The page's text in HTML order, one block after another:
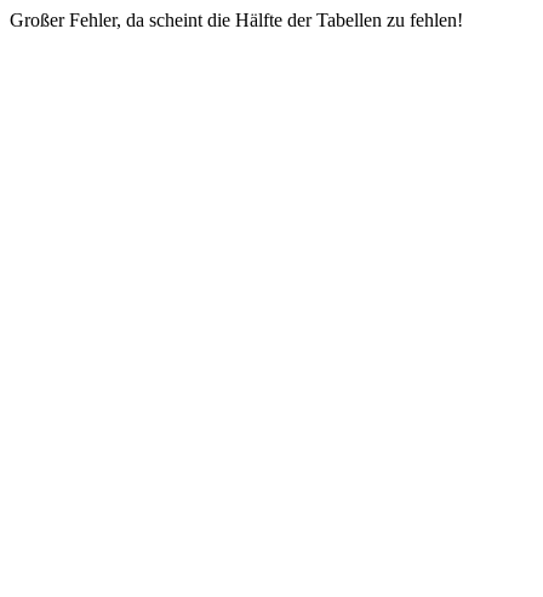
Großer Fehler, da scheint die Hälfte der Tabellen zu fehlen!